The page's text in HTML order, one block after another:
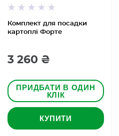
Комплект для посадки
картоплі Форте
3 260 ₴
ПРИДБАТИ В ОДИН
КЛІК
КУПИТИ